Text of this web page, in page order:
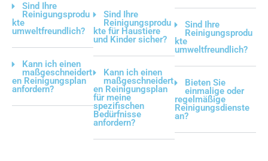
Sind Ihre
Reinigungsprodu
kte
umweltfreundlich?
Kann ich einen
maßgeschneidert
en Reinigungsplan
anfordern?
Sind Ihre
Reinigungsprodu
kte für Haustiere
und Kinder sicher?
Kann ich einen
maßgeschneidert
en Reinigungsplan
für meine
spezifischen
Bedürfnisse
anfordern?
Sind Ihre
Reinigungsprodu
kte
umweltfreundlich?
Bieten Sie
einmalige oder
regelmäßige
Reinigungsdienste
an?